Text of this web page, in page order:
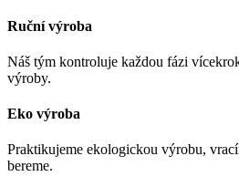
Ruční výroba
Náš tým kontroluje každou fázi
výroby.
Eko výroba
Praktikujeme ekologickou výrobu,
bereme.